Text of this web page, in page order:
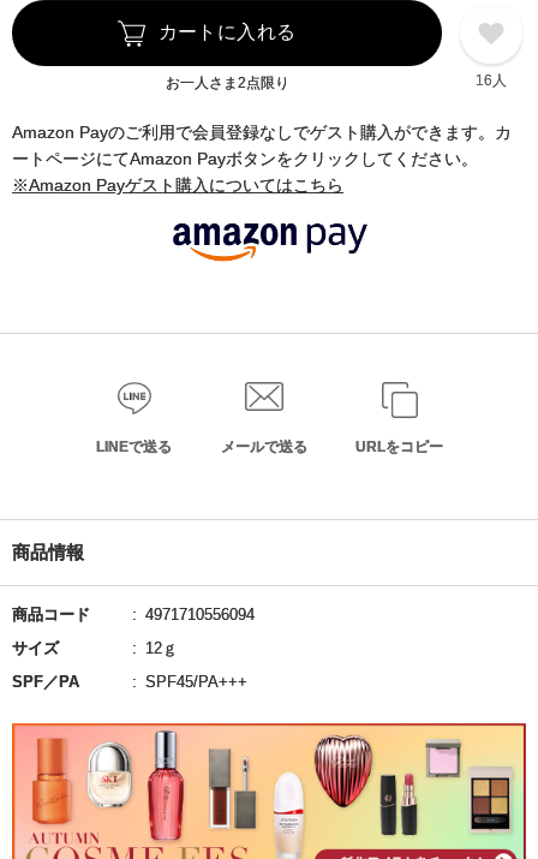
カートに入れる
お一人さま2点限り 16人
Amazon Payのご利用で会員登録なしでゲスト購入ができます。カ
ートページにてAmazon Payボタンをクリックしてください。
※Amazon Payゲスト購入についてはこちら
LINEで送る メールで送る URLをコピー
商品情報
商品コード
4971710556094
サイズ
12ｇ
SPF／PA
SPF45/PA+++